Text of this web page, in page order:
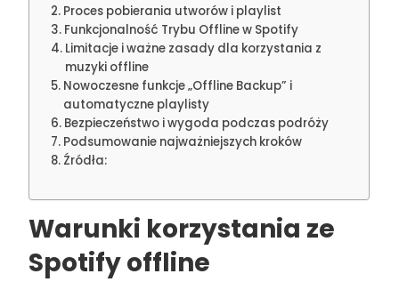
Proces pobierania utworów i playlist
Funkcjonalność Trybu Offline w Spotify
Limitacje i ważne zasady dla korzystania z
muzyki offline
Nowoczesne funkcje „Offline Backup” i
automatyczne playlisty
Bezpieczeństwo i wygoda podczas podróży
Podsumowanie najważniejszych kroków
Źródła:
Warunki korzystania ze
Spotify offline